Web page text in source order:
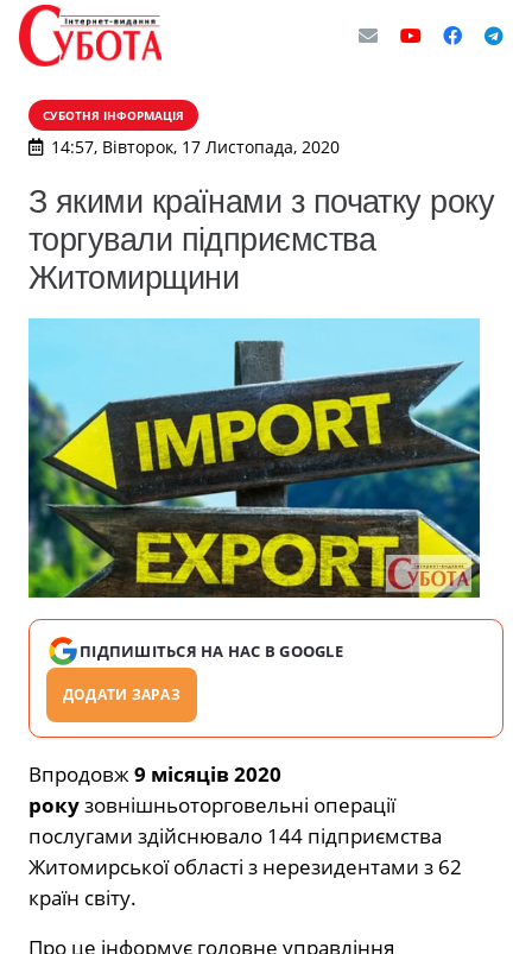
СУБОТНЯ ІНФОРМАЦІЯ
14:57, Вівторок, 17 Листопада, 2020
З якими країнами з початку року
торгували підприємства
Житомирщини
ПІДПИШІТЬСЯ НА НАС В GOOGLE
ДОДАТИ ЗАРАЗ
Впродовж9 місяців2020
рокузовнішньоторговельні операції
послугами здійснювало 144 підприємства
Житомирської області з нерезидентами з 62
країн світу.
Про це інформує головне управління